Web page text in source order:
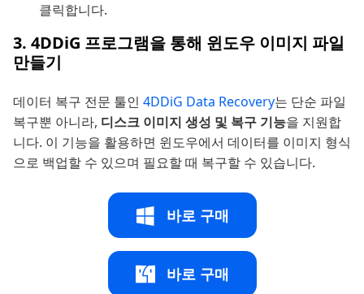
클릭합니다.
3. 4DDiG 프로그램을 통해 윈도우 이미지 파일
만들기
데이터 복구 전문 툴인 4DDiG Data Recovery는 단순 파일
복구뿐 아니라, 디스크 이미지 생성 및 복구 기능을 지원합
니다. 이 기능을 활용하면 윈도우에서 데이터를 이미지 형식
으로 백업할 수 있으며 필요할 때 복구할 수 있습니다.
바로 구매
바로 구매